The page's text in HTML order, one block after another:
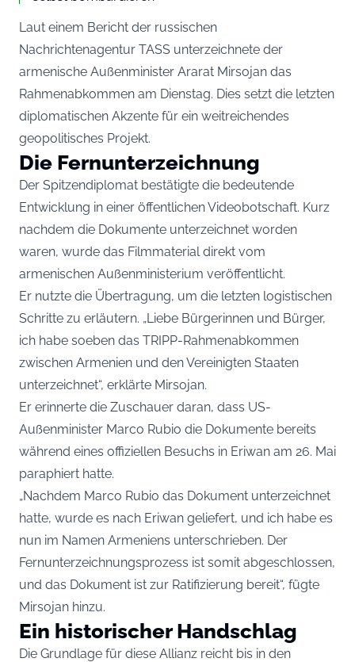
Laut einem Bericht der russischen
Nachrichtenagentur TASS unterzeichnete der
armenische Außenminister Ararat Mirsojan das
Rahmenabkommen am Dienstag. Dies setzt die letzten
diplomatischen Akzente für ein weitreichendes
geopolitisches Projekt.
Die Fernunterzeichnung
Der Spitzendiplomat bestätigte die bedeutende
Entwicklung in einer öffentlichen Videobotschaft. Kurz
nachdem die Dokumente unterzeichnet worden
waren, wurde das Filmmaterial direkt vom
armenischen Außenministerium veröffentlicht.
Er nutzte die Übertragung, um die letzten logistischen
Schritte zu erläutern. „Liebe Bürgerinnen und Bürger,
ich habe soeben das TRIPP-Rahmenabkommen
zwischen Armenien und den Vereinigten Staaten
unterzeichnet“, erklärte Mirsojan.
Er erinnerte die Zuschauer daran, dass US-
Außenminister Marco Rubio die Dokumente bereits
während eines offiziellen Besuchs in Eriwan am 26. Mai
paraphiert hatte.
„Nachdem Marco Rubio das Dokument unterzeichnet
hatte, wurde es nach Eriwan geliefert, und ich habe es
nun im Namen Armeniens unterschrieben. Der
Fernunterzeichnungsprozess ist somit abgeschlossen,
und das Dokument ist zur Ratifizierung bereit“, fügte
Mirsojan hinzu.
Ein historischer Handschlag
Die Grundlage für diese Allianz reicht bis in den